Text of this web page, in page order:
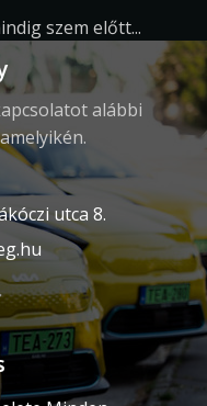
szem előtt...
alábbi
utca 8.